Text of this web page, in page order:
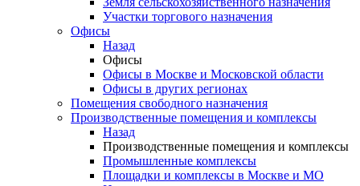
Участки торгового назначения
Офисы
Назад
Офисы
Офисы в Москве и Московской области
Офисы в других регионах
Помещения свободного назначения
Производственные помещения и комплексы
Назад
Производственные помещения и комплексы
Промышленные комплексы
Площадки и комплексы в Москве и МО